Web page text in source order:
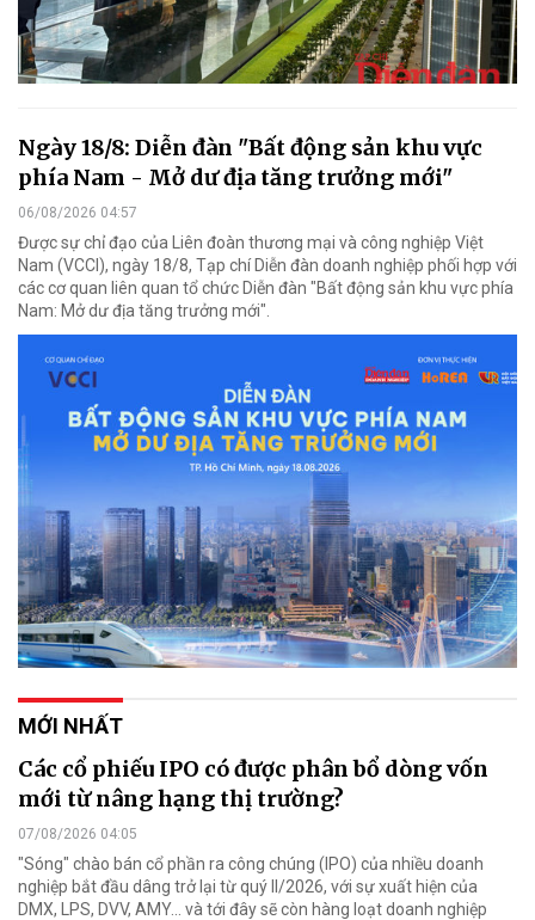
Ngày 18/8: Diễn đàn "Bất động sản khu vực
phía Nam - Mở dư địa tăng trưởng mới"
06/08/2026 04:57
Được sự chỉ đạo của Liên đoàn thương mại và công nghiệp Việt
Nam (VCCI), ngày 18/8, Tạp chí Diễn đàn doanh nghiệp phối hợp với
các cơ quan liên quan tổ chức Diễn đàn "Bất động sản khu vực phía
Nam: Mở dư địa tăng trưởng mới".
MỚI NHẤT
Các cổ phiếu IPO có được phân bổ dòng vốn
mới từ nâng hạng thị trường?
07/08/2026 04:05
"Sóng" chào bán cổ phần ra công chúng (IPO) của nhiều doanh
nghiệp bắt đầu dâng trở lại từ quý II/2026, với sự xuất hiện của
DMX, LPS, DVV, AMY... và tới đây sẽ còn hàng loạt doanh nghiệp